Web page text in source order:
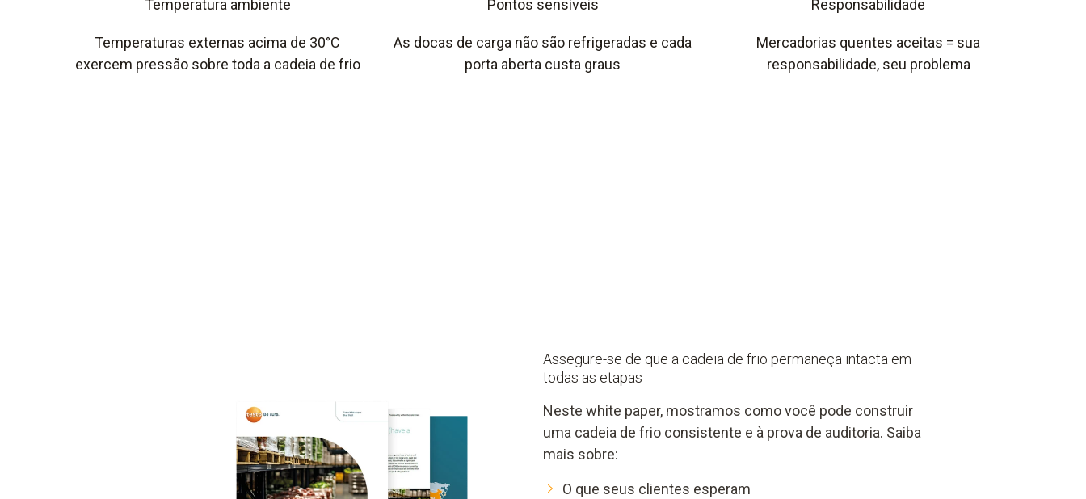
Temperatura ambiente
Temperaturas externas acima de 30°C
exercem pressão sobre toda a cadeia de frio
Pontos sensíveis
As docas de carga não são refrigeradas e cada
porta aberta custa graus
Responsabilidade
Mercadorias quentes aceitas = sua
responsabilidade, seu problema
Assegure-se de que a cadeia de frio permaneça intacta em
todas as etapas
Neste white paper, mostramos como você pode construir
uma cadeia de frio consistente e à prova de auditoria. Saiba
mais sobre:
O que seus clientes esperam